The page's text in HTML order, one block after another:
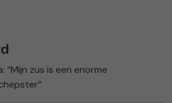
“Mijn zus is een enorme